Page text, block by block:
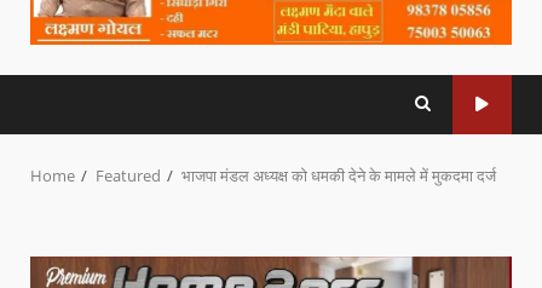
Home Featured भाजपा मंडल अध्यक्ष को धमकी देने के मामले में मुकदमा दर्ज